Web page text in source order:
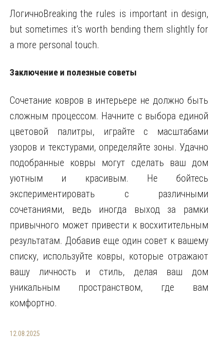
ЛогичноBreaking the rules is important in design,
but sometimes it’s worth bending them slightly for
a more personal touch.
Заключение и полезные советы
Сочетание ковров в интерьере не должно быть
сложным процессом. Начните с выбора единой
цветовой палитры, играйте с масштабами
узоров и текстурами, определяйте зоны. Удачно
подобранные ковры могут сделать ваш дом
уютным и красивым. Не бойтесь
экспериментировать с различными
сочетаниями, ведь иногда выход за рамки
привычного может привести к восхитительным
результатам. Добавив еще один совет к вашему
списку, используйте ковры, которые отражают
вашу личность и стиль, делая ваш дом
уникальным пространством, где вам
комфортно.
12.08.2025